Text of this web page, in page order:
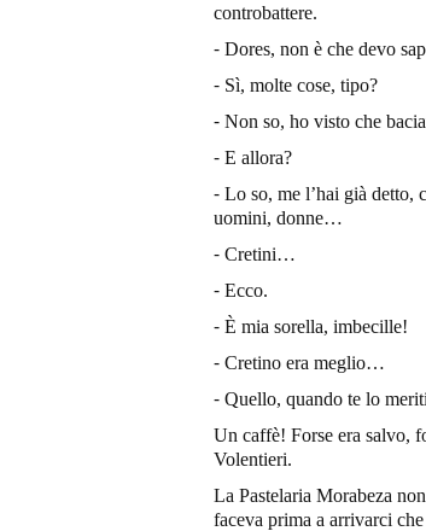
controbattere.
⁃ Dores, non è che devo
⁃ Sì, molte cose, tipo?
⁃ Non so, ho visto che
⁃ E allora?
⁃ Lo so, me l’hai già detto,
uomini, donne…
⁃ Cretini…
⁃ Ecco.
⁃ È mia sorella, imbecille!
⁃ Cretino era meglio…
⁃ Quello, quando te lo
Un caffè! Forse era salvo,
Volentieri.
La Pastelaria Morabeza
faceva prima a arrivarci